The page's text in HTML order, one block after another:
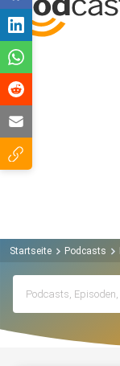
Startseite Podcasts